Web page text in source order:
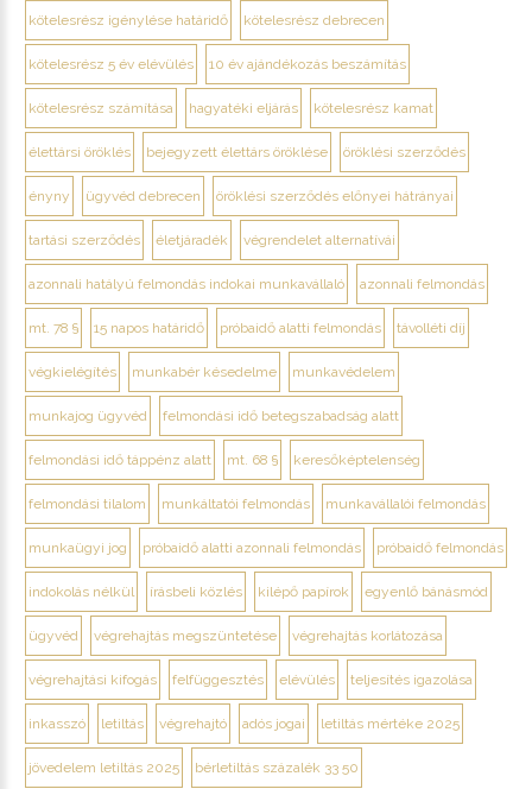
kötelesrész igénylése határidő kötelesrész debrecen
kötelesrész 5 év elévülés 10 év ajándékozás beszámítás
kötelesrész számítása hagyatéki eljárás kötelesrész kamat
élettársi öröklés bejegyzett élettárs öröklése öröklési szerződés
ényny ügyvéd debrecen öröklési szerződés előnyei hátrányai
tartási szerződés életjáradék végrendelet alternatívái
azonnali hatályú felmondás indokai munkavállaló azonnali felmondás
mt. 78 § 15 napos határidő próbaidő alatti felmondás távolléti díj
végkielégítés munkabér késedelme munkavédelem
munkajog ügyvéd felmondási idő betegszabadság alatt
felmondási idő táppénz alatt mt. 68 § keresőképtelenség
felmondási tilalom munkáltatói felmondás munkavállalói felmondás
munkaügyi jog próbaidő alatti azonnali felmondás próbaidő felmondás
indokolás nélkül írásbeli közlés kilépő papírok egyenlő bánásmód
ügyvéd végrehajtás megszüntetése végrehajtás korlátozása
végrehajtási kifogás felfüggesztés elévülés teljesítés igazolása
inkasszó letiltás végrehajtó adós jogai letiltás mértéke 2025
jövedelem letiltás 2025 bérletiltás százalék 33 50